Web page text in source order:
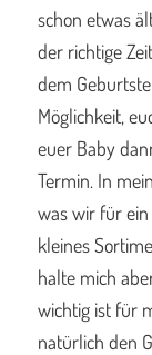
schon etwas
der richtige
dem
Möglichkeit,
euer Baby
Termin. In
was wir für
kleines
halte mich
wichtig ist für
natürlich den